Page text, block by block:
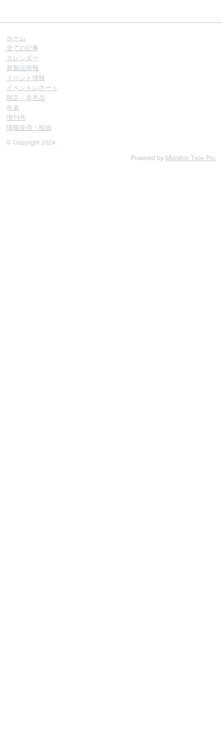
ホーム
全ての記事
カレンダー
新製品情報
イベント情報
イベントレポート
限定・非売品
年表
増刊号
情報提供・投稿
© Copyright 2024.
Powered by Movable Type Pro